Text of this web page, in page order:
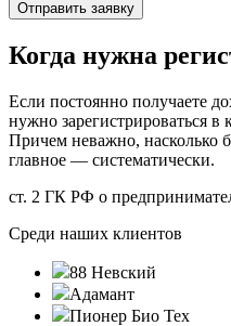
Когда нужна
Если постоянно получаете
нужно зарегистрироваться в
Причем неважно, насколько
главное — систематически.
ст. 2 ГК РФ о
Среди наших клиентов
88 Невский
Адамант
Пионер Био Тех